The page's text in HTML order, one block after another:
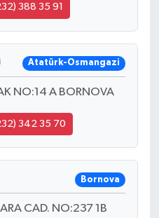
388 35 91
Atatürk-Osmangazi
NO:14 A BORNOVA
342 35 70
Bornova
CAD. NO:237 1B